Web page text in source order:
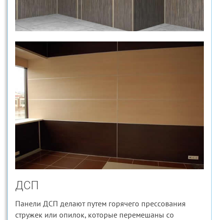
ДСП
Панели ДСП делают путем горячего прессования
стружек или опилок, которые перемешаны со